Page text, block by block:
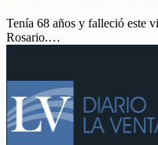
Tenía 68 años y falleció este
Rosario.…